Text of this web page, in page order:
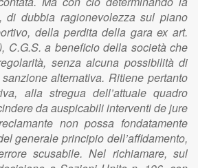
di dubbia ragionevolezza sul piano
della perdita della gara ex art.
C.G.S. a beneficio della società che
senza alcuna possibilità di
alternativa. Ritiene pertanto
alla stregua dell’attuale quadro
da auspicabili interventi de jure
non possa fondatamente
generale principio dell’affidamento,
scusabile. Nel richiamare, sul